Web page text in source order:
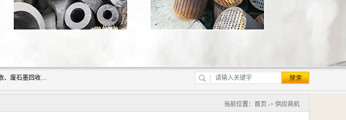
河北石墨回收厂家昊联碳素有限公司主要经营业务：石墨粉子回收、废石墨方子回收、高纯废石墨回收、废石墨回收、石墨电极回收、废石墨板回收、石墨增碳剂、单晶硅石墨、单晶硅石墨回收、废多晶硅石墨、废多晶硅石墨回收、废高纯石墨回收、废石墨、废石墨棒、废石墨棒回收、废石墨换热器回收、高纯石墨回收、石墨粉回收、石墨换热器回收、石墨纸回收、回收石墨板、回收石墨电极、石墨板回收、石墨回收。
当前位置： 首页 -> 供应商机